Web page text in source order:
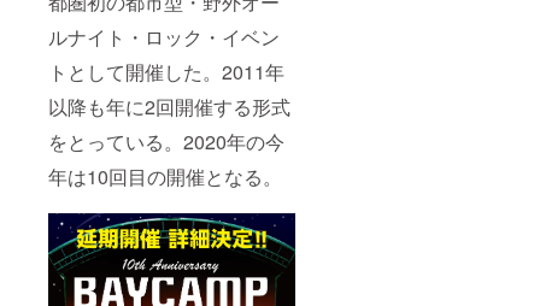
ルナイト・ロック・イベン
トとして開催した。2011年
以降も年に2回開催する形式
をとっている。2020年の今
年は10回目の開催となる。